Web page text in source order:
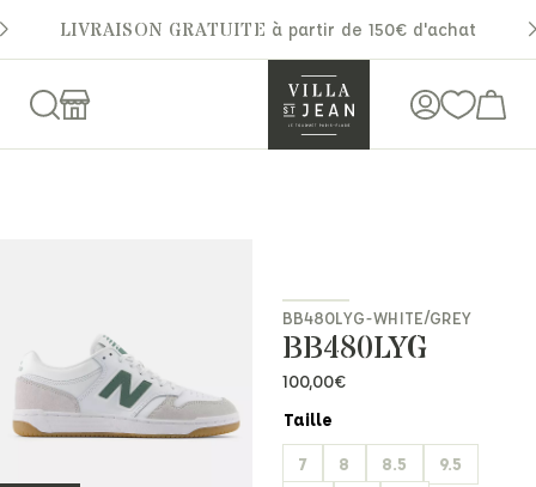
LIVRAISON GRATUITE à partir de 150€ d'achat
BB480LYG-WHITE/GREY
BB480LYG
100,00€
Taille
7
8 8.5
9.5